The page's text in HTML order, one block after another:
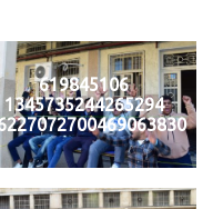
619845106
1345735244265294
n